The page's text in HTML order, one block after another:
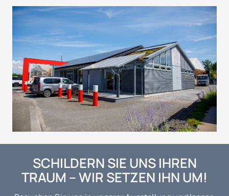
SCHILDERN SIE UNS IHREN
TRAUM – WIR SETZEN IHN UM!